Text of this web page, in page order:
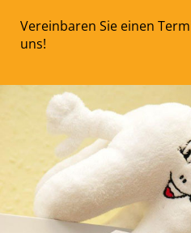
Vereinbaren Sie einen
uns!